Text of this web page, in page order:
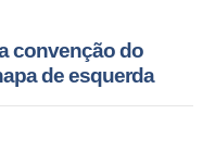
convenção do
de esquerda